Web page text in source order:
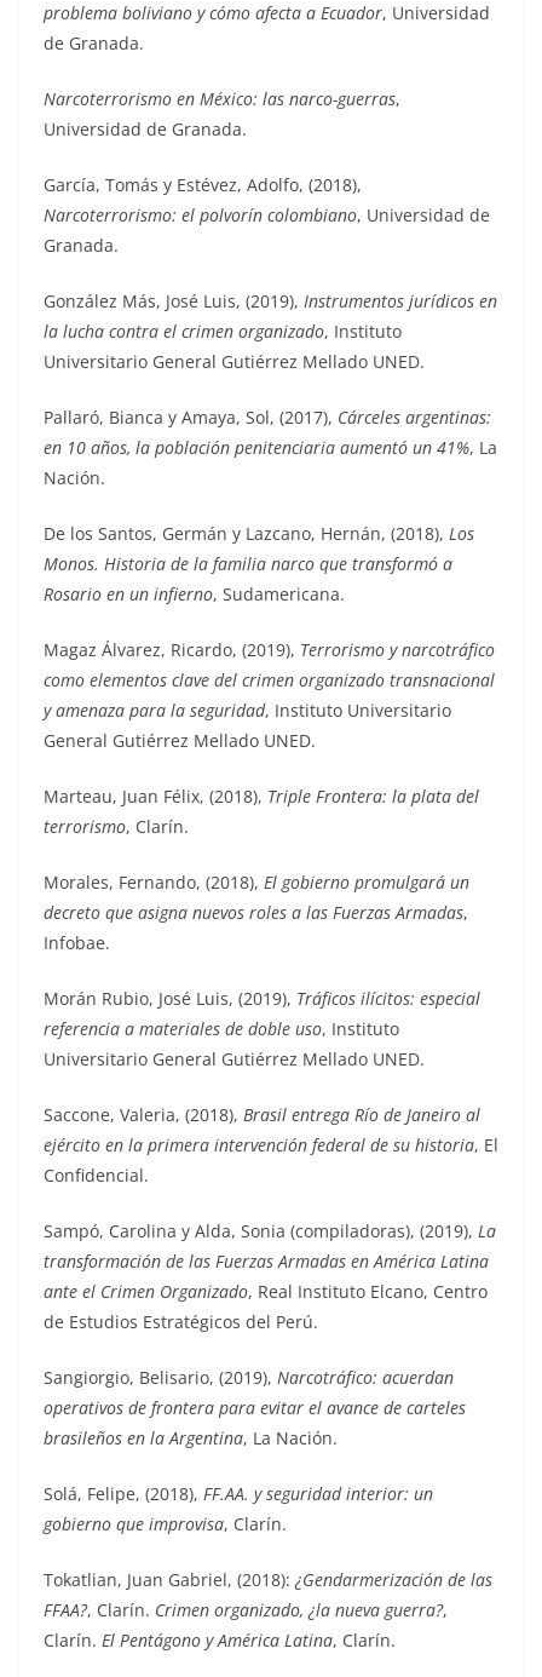
problema boliviano y cómo afecta a Ecuador, Universidad
de Granada.
Narcoterrorismo en México: las narco-guerras,
Universidad de Granada.
García, Tomás y Estévez, Adolfo, (2018),
Narcoterrorismo: el polvorín colombiano, Universidad de
Granada.
González Más, José Luis, (2019), Instrumentos jurídicos en
la lucha contra el crimen organizado, Instituto
Universitario General Gutiérrez Mellado UNED.
Pallaró, Bianca y Amaya, Sol, (2017), Cárceles argentinas:
en 10 años, la población penitenciaria aumentó un 41%, La
Nación.
De los Santos, Germán y Lazcano, Hernán, (2018), Los
Monos. Historia de la familia narco que transformó a
Rosario en un infierno, Sudamericana.
Magaz Álvarez, Ricardo, (2019), Terrorismo y narcotráfico
como elementos clave del crimen organizado transnacional
y amenaza para la seguridad, Instituto Universitario
General Gutiérrez Mellado UNED.
Marteau, Juan Félix, (2018), Triple Frontera: la plata del
terrorismo, Clarín.
Morales, Fernando, (2018), El gobierno promulgará un
decreto que asigna nuevos roles a las Fuerzas Armadas,
Infobae.
Morán Rubio, José Luis, (2019), Tráficos ilícitos: especial
referencia a materiales de doble uso, Instituto
Universitario General Gutiérrez Mellado UNED.
Saccone, Valeria, (2018), Brasil entrega Río de Janeiro al
ejército en la primera intervención federal de su historia, El
Confidencial.
Sampó, Carolina y Alda, Sonia (compiladoras), (2019), La
transformación de las Fuerzas Armadas en América Latina
ante el Crimen Organizado, Real Instituto Elcano, Centro
de Estudios Estratégicos del Perú.
Sangiorgio, Belisario, (2019), Narcotráfico: acuerdan
operativos de frontera para evitar el avance de carteles
brasileños en la Argentina, La Nación.
Solá, Felipe, (2018), FF.AA. y seguridad interior: un
gobierno que improvisa, Clarín.
Tokatlian, Juan Gabriel, (2018): ¿Gendarmerización de las
FFAA?, Clarín. Crimen organizado, ¿la nueva guerra?,
Clarín. El Pentágono y América Latina, Clarín.